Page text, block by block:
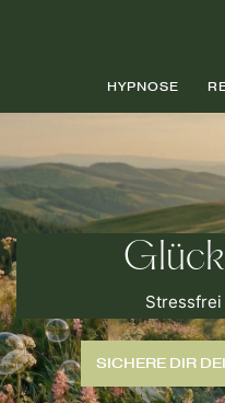
HYPNOSE
SICHERE DIR